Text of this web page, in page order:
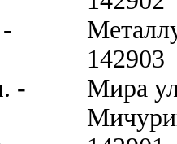
-
142903
Мира